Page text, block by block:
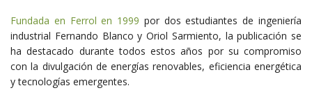
Fundada en Ferrol en 1999 por dos estudiantes de ingeniería
industrial Fernando Blanco y Oriol Sarmiento, la publicación se
ha destacado durante todos estos años por su compromiso
con la divulgación de energías renovables, eficiencia energética
y tecnologías emergentes.